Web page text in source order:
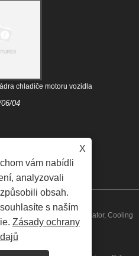
chladiče motoru vozidla
04
Parts Co., Ltd. - Auto Radiator, Cooling
práva vyhrazena.
X
vám nabídli
analyzovali
obsah.
s naším
Zásady ochrany